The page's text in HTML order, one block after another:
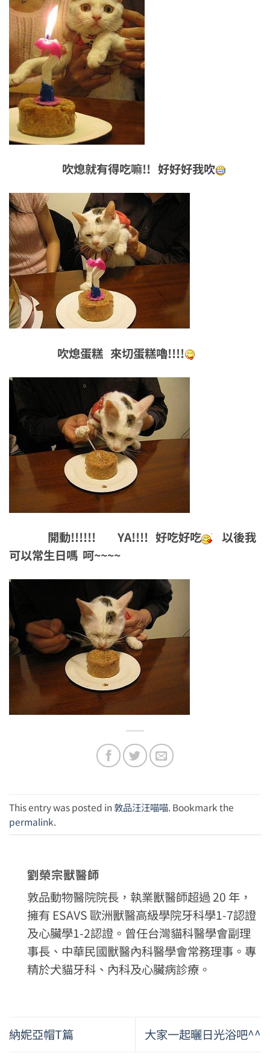
吹熄就有得吃嘛!! 好好好我吹
吹熄蛋糕 來切蛋糕嚕!!!!
開動!!!!!! YA!!!! 好吃好吃
以後我
可以常生日嗎 呵~~~~
This entry was posted in敦品汪汪喵喵. Bookmark the
permalink.
劉榮宗獸醫師
敦品動物醫院院長，執業獸醫師超過 20 年，
擁有 ESAVS 歐洲獸醫高級學院牙科學1-7認證
及心臟學1-2認證。曾任台灣貓科醫學會副理
事長、中華民國獸醫內科醫學會常務理事。專
精於犬貓牙科、內科及心臟病診療。
納妮亞帽T篇 大家一起曬日光浴吧^^